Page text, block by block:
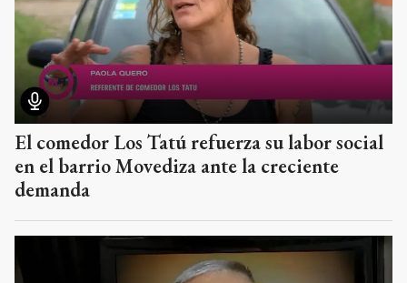
El comedor Los Tatú refuerza su labor social
en el barrio Movediza ante la creciente
demanda